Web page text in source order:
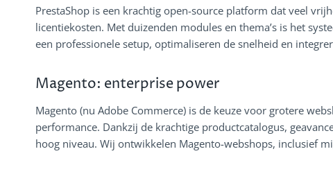
PrestaShop is een krachtig open-source platform dat veel
licentiekosten. Met duizenden modules en thema’s is het
een professionele setup, optimaliseren de snelheid en
Magento: enterprise power
Magento (nu Adobe Commerce) is de keuze voor grotere
performance. Dankzij de krachtige productcatalogus,
hoog niveau. Wij ontwikkelen Magento-webshops, inclusief